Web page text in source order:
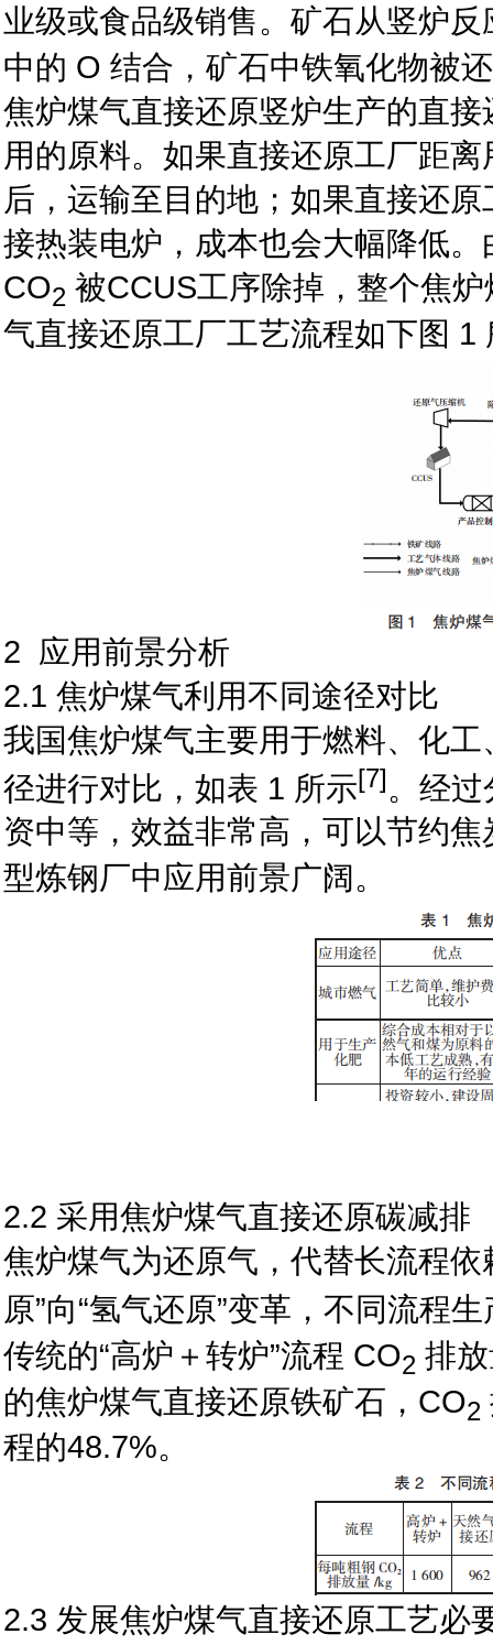
业级或食品级销售。矿石从竖炉
中的 O 结合，矿石中铁氧化物被
焦炉煤气直接还原竖炉生产的直
用的原料。如果直接还原工厂距
后，运输至目的地；如果直接还
接热装电炉，成本也会大幅降低
CO2 被CCUS工序除掉，整个焦
气直接还原工厂工艺流程如下图 1
2 应用前景分析
2.1 焦炉煤气利用不同途径对比
我国焦炉煤气主要用于燃料、化
径进行对比，如表 1 所示[7]。经
资中等，效益非常高，可以节约
型炼钢厂中应用前景广阔。
2.2 采用焦炉煤气直接还原碳减排
焦炉煤气为还原气，代替长流程
原”向“氢气还原”变革，不同流程
传统的“高炉＋转炉”流程 CO2 排
的焦炉煤气直接还原铁矿石，CO2
程的48.7%。
2.3 发展焦炉煤气直接还原工艺必